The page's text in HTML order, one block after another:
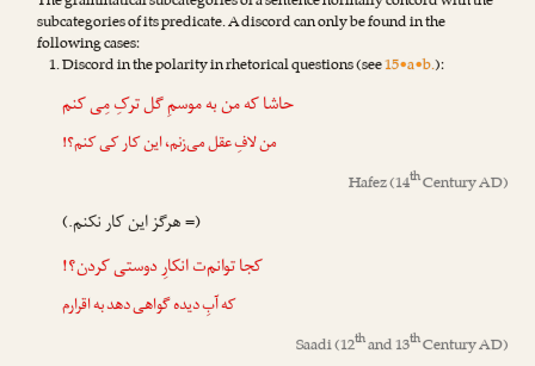
subcategories of its predicate. A discord can only be found in the
following cases:
Discord in the polarity in rhetorical questions (see15•a•b.):
حاشا که من به موسمِ گل ترکِ مِی کنم
من لافِ عقل می‌زنم، این کار کی کنم؟!
Hafez(14thCentury AD)
(= هرگز این کار نکنم.)
کجا توانم‌ت انکارِ دوستی کردن؟!
که آبِ دیده گواهی دهد به اقرارم
Saadi(12thand 13thCentury AD)